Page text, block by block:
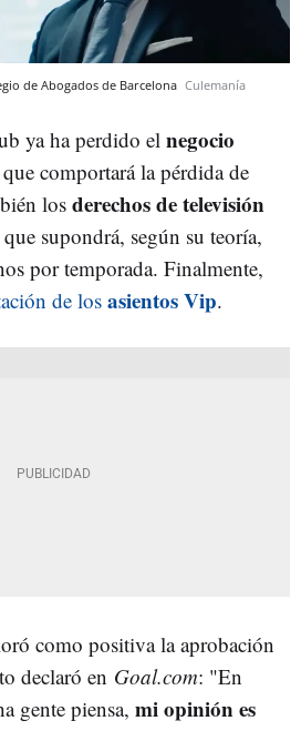
de Abogados de Barcelona Culemanía
ya ha perdido el negocio
comportará la pérdida de
los derechos de televisión
supondrá, según su teoría,
por temporada. Finalmente,
de los asientos Vip.
como positiva la aprobación
declaró en Goal.com: "En
gente piensa, mi opinión es